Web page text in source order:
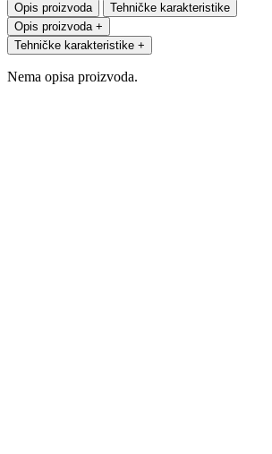
Opis proizvoda
Tehničke karakteristike
Opis proizvoda +
Tehničke karakteristike +
Nema opisa proizvoda.